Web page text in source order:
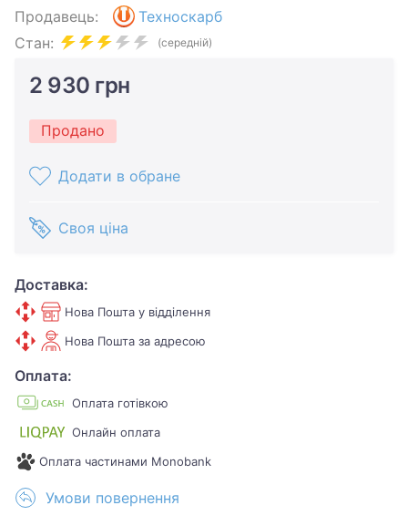
Продавець:
Техноскарб
Стан:
(середній)
2 930 грн
Продано
Додати в обране
Своя ціна
Доставка:
Нова Пошта у відділення
Нова Пошта за адресою
Оплата:
Оплата готівкою
Онлайн оплата
Оплата частинами Monobank
Умови повернення